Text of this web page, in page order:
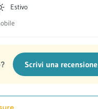
Estivo
Scrivi una recensione